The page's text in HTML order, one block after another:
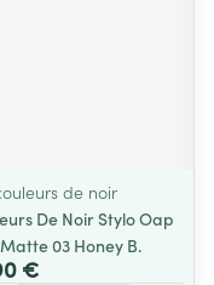
de noir
De Noir Stylo Oap
03 Honey B.
€